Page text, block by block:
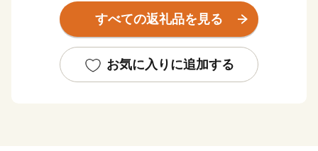
加による個性豊かな活力あるふるさとづくりをしていき
たいと考えています。
≪こちらはふるさと納税の返礼品です。≫
原則として、返品、返金、再送、交換はお受けできかね
すべての返礼品を見る
お気に入りに追加する